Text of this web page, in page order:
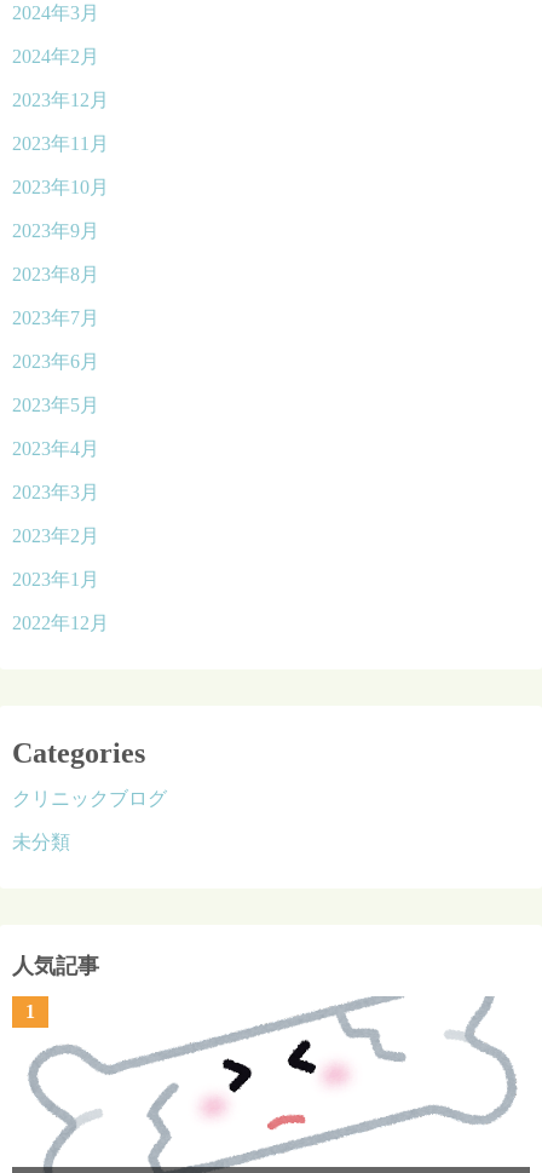
2024年3月
2024年2月
2023年12月
2023年11月
2023年10月
2023年9月
2023年8月
2023年7月
2023年6月
2023年5月
2023年4月
2023年3月
2023年2月
2023年1月
2022年12月
Categories
クリニックブログ
未分類
人気記事
1